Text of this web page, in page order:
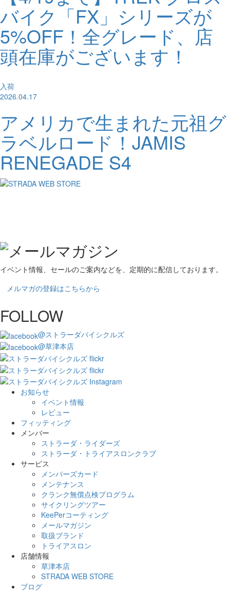
バイク「FX」シリーズが
5%OFF！全グレード、店
頭在庫がございます！
入荷
2026.04.17
アメリカで生まれた元祖グ
ラベルロード！JAMIS
RENEGADE S4
イベント情報、セールのご案内などを、定期的に配信しております。
メルマガの登録はこちらから
FOLLOW
@ストラーダバイシクルズ
@草津本店
お知らせ
イベント情報
レビュー
フィッティング
メンバー
ストラーダ・ライダーズ
ストラーダ・トライアスロンクラブ
サービス
メンバーズカード
メンテナンス
クランク無償点検プログラム
サイクリングツアー
KeePerコーティング
メールマガジン
取扱ブランド
トライアスロン
店舗情報
草津本店
STRADA WEB STORE
ブログ